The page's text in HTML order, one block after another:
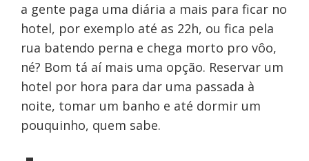
a gente paga uma diária a mais para ficar no
hotel, por exemplo até as 22h, ou fica pela
rua batendo perna e chega morto pro vôo,
né? Bom tá aí mais uma opção. Reservar um
hotel por hora para dar uma passada à
noite, tomar um banho e até dormir um
pouquinho, quem sabe.